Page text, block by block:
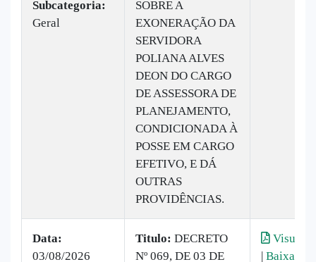
Subcategoria:
Geral
SOBRE A
EXONERAÇÃO DA
SERVIDORA
POLIANA ALVES
DEON DO CARGO
DE ASSESSORA DE
PLANEJAMENTO,
CONDICIONADA À
POSSE EM CARGO
EFETIVO, E DÁ
OUTRAS
PROVIDÊNCIAS.
Data:
03/08/2026
Titulo: DECRETO
Nº 069, DE 03 DE
| Baixar